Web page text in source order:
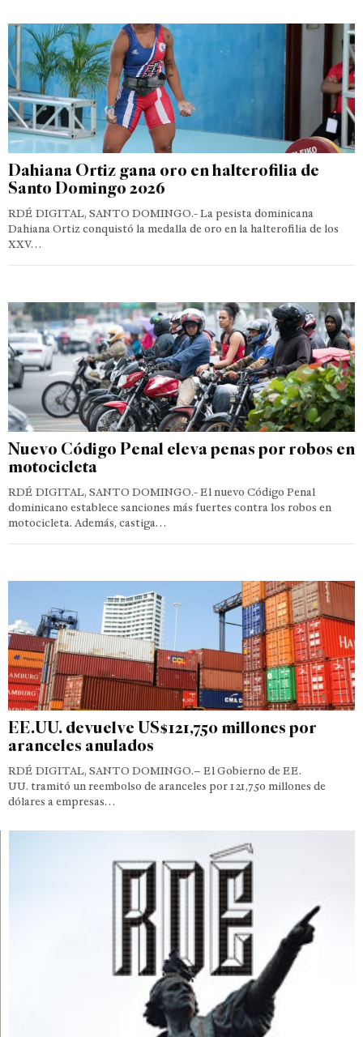
Dahiana Ortiz gana oro en halterofilia de
Santo Domingo 2026
RDÉ DIGITAL, SANTO DOMINGO.- La pesista dominicana
Dahiana Ortiz conquistó la medalla de oro en la halterofilia de los
XXV…
Nuevo Código Penal eleva penas por robos en
motocicleta
RDÉ DIGITAL, SANTO DOMINGO.- El nuevo Código Penal
dominicano establece sanciones más fuertes contra los robos en
motocicleta. Además, castiga…
EE.UU. devuelve US$121,750 millones por
aranceles anulados
RDÉ DIGITAL, SANTO DOMINGO.– El Gobierno de EE.
UU. tramitó un reembolso de aranceles por 121,750 millones de
dólares a empresas…